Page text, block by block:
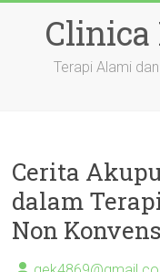
content
Terapi Alami
Cerita
dalam
Non